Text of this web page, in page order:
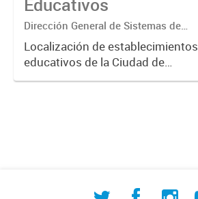
Educativos
Dirección General de Sistemas de
Información Geográfica
Localización de establecimientos
educativos de la Ciudad de
Corrientes